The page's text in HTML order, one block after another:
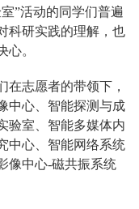
”活动的同学们普遍
科研实践的理解，也
心。
在志愿者的带领下，
中心、智能探测与成
验室、智能多媒体内
中心、智能网络系统
像中心-磁共振系统